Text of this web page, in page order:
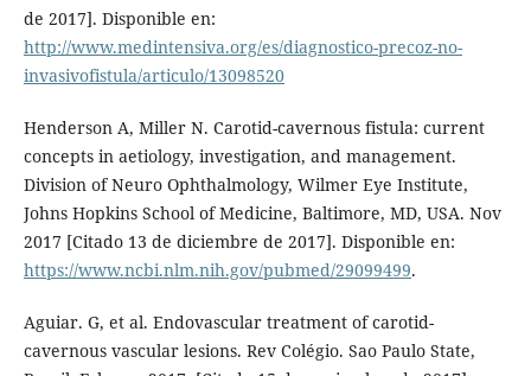
de 2017]. Disponible en:
http://www.medintensiva.org/es/diagnostico-precoz-no-
invasivofistula/articulo/13098520
Henderson A, Miller N. Carotid-cavernous fistula: current
concepts in aetiology, investigation, and management.
Division of Neuro Ophthalmology, Wilmer Eye Institute,
Johns Hopkins School of Medicine, Baltimore, MD, USA. Nov
2017 [Citado 13 de diciembre de 2017]. Disponible en:
https://www.ncbi.nlm.nih.gov/pubmed/29099499.
Aguiar. G, et al. Endovascular treatment of carotid-
cavernous vascular lesions. Rev Colégio. Sao Paulo State,